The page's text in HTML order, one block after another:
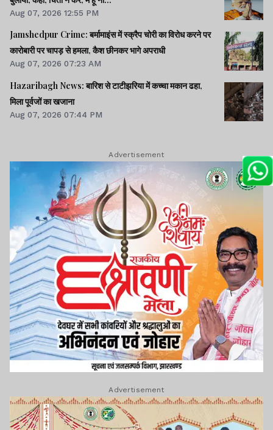
Aug 07, 2026 12:55 PM
Jamshedpur Crime: बर्मामाइंस में स्क्रैप चोरी का विरोध करने पर
कारोबारी पर चापड़ से हमला, कैश छीनकर भागे अपराधी
Aug 07, 2026 07:23 AM
Hazaribagh News: बारिश से टाटीझरिया में कच्चा मकान ढहा,
मिला पूर्वजों का खजाना
Aug 07, 2026 07:44 PM
Advertisement
Advertisement